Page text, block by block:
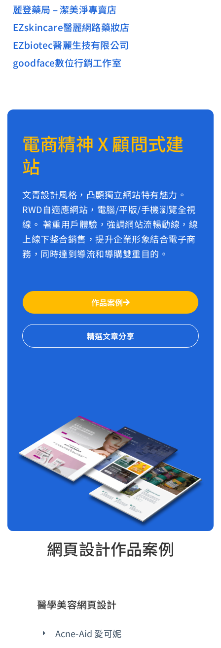
麗登藥局 – 潔美淨專賣店
EZskincare醫麗網路藥妝店
EZbiotec醫麗生技有限公司
goodface數位行銷工作室
電商精神 X 顧問式建
站
文青設計風格，凸顯獨立網站特有魅力。
RWD自適應網站，電腦/平版/手機瀏覽全視
線。 著重用戶體驗，強調網站流暢動線，線
上線下整合銷售，提升企業形象結合電子商
務，同時達到導流和導購雙重目的。
作品案例
精選文章分享
網頁設計作品案例
醫學美容網頁設計
Acne-Aid 愛可妮